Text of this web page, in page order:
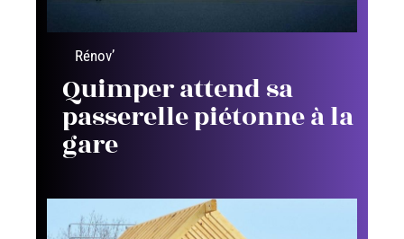
Rénov’
Quimper attend sa
passerelle piétonne à la
gare